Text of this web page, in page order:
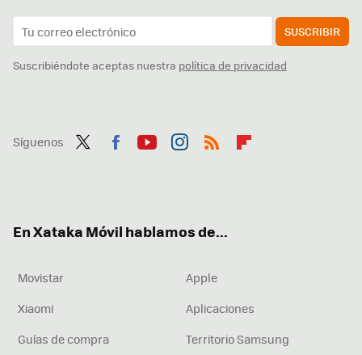
SUSCRIBIR
Suscribiéndote aceptas nuestra política de privacidad
Síguenos
En Xataka Móvil hablamos de...
Movistar
Apple
Xiaomi
Aplicaciones
Guías de compra
Territorio Samsung